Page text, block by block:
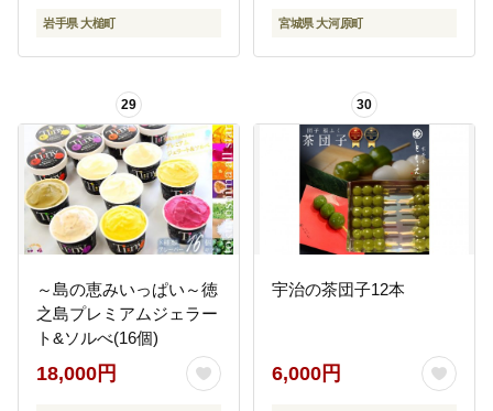
岩手県 大槌町
リーム カステラ 食欲の
宮城県 大河原町
29
～島の恵みいっぱい～徳
之島プレミアムジェラー
ト&ソルべ(16個)
18,000円
30
宇治の茶団子12本
6,000円